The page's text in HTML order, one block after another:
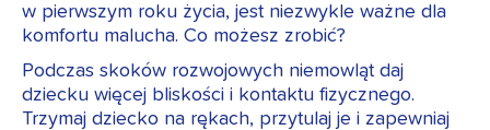
w pierwszym roku życia, jest niezwykle ważne dla
komfortu malucha. Co możesz zrobić?
Podczas skoków rozwojowych niemowląt daj
dziecku więcej bliskości i kontaktu fizycznego.
Trzymaj dziecko na rękach, przytulaj je i zapewniaj